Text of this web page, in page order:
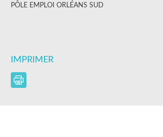
PÔLE EMPLOI ORLÉANS SUD
IMPRIMER